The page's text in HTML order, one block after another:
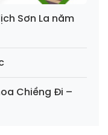
Sơn La năm
Chiềng Đi –